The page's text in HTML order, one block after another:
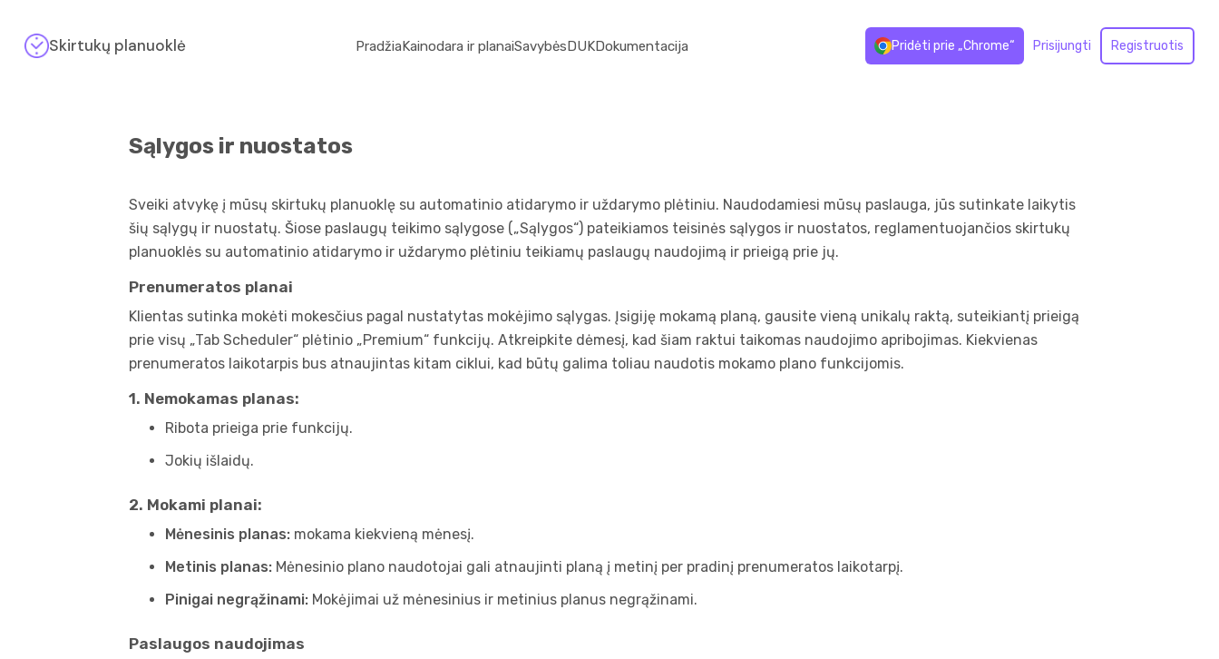
Skirtukų planuoklė PradžiaKainodara ir planaiSavybėsDUKDokumentacija Pridėti prie „Chrome“ Prisijungti Registruotis
Sąlygos ir nuostatos
Sveiki atvykę į mūsų skirtukų planuoklę su automatinio atidarymo ir uždarymo plėtiniu. Naudodamiesi mūsų paslauga, jūs sutinkate laikytis
šių sąlygų ir nuostatų. Šiose paslaugų teikimo sąlygose („Sąlygos“) pateikiamos teisinės sąlygos ir nuostatos, reglamentuojančios skirtukų
planuoklės su automatinio atidarymo ir uždarymo plėtiniu teikiamų paslaugų naudojimą ir prieigą prie jų.
Prenumeratos planai
Klientas sutinka mokėti mokesčius pagal nustatytas mokėjimo sąlygas. Įsigiję mokamą planą, gausite vieną unikalų raktą, suteikiantį prieigą
prie visų „Tab Scheduler“ plėtinio „Premium“ funkcijų. Atkreipkite dėmesį, kad šiam raktui taikomas naudojimo apribojimas. Kiekvienas
prenumeratos laikotarpis bus atnaujintas kitam ciklui, kad būtų galima toliau naudotis mokamo plano funkcijomis.
1. Nemokamas planas:
Ribota prieiga prie funkcijų.
Jokių išlaidų.
2. Mokami planai:
Mėnesinis planas: mokama kiekvieną mėnesį.
Metinis planas: Mėnesinio plano naudotojai gali atnaujinti planą į metinį per pradinį prenumeratos laikotarpį.
Pinigai negrąžinami: Mokėjimai už mėnesinius ir metinius planus negrąžinami.
Paslaugos naudojimas